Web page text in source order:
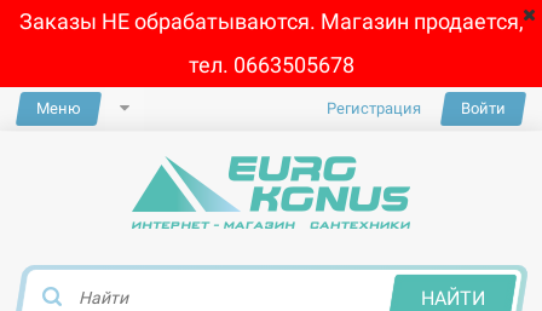
Заказы НЕ обрабатываются. Магазин продается,
тел. 0663505678
Меню Регистрация Войти
НАЙТИ